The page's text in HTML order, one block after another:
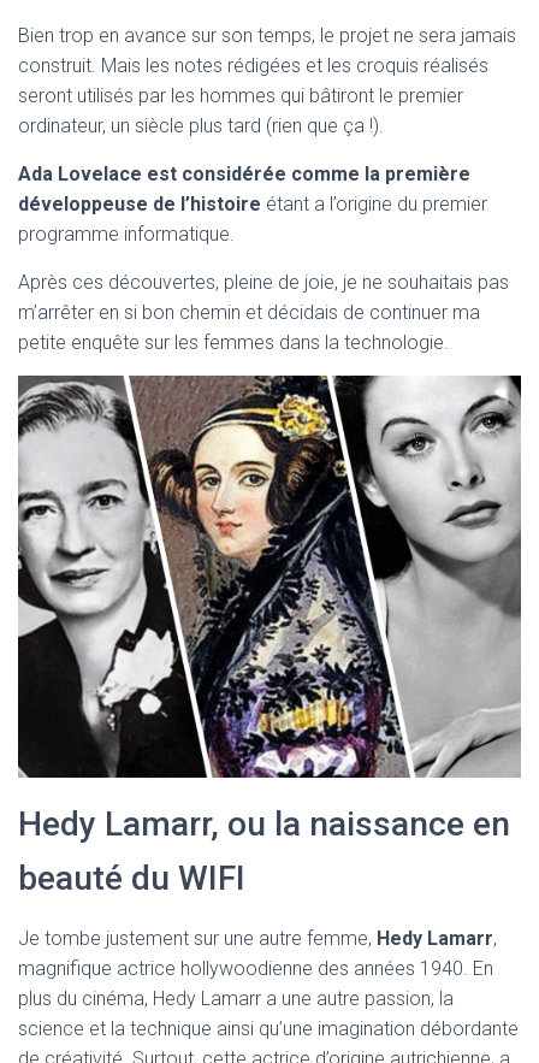
Bien trop en avance sur son temps, le projet ne sera jamais
construit. Mais les notes rédigées et les croquis réalisés
seront utilisés par les hommes qui bâtiront le premier
ordinateur, un siècle plus tard (rien que ça !).
Ada Lovelace est considérée comme la première
développeuse de l’histoire étant a l’origine du premier
programme informatique.
Après ces découvertes, pleine de joie, je ne souhaitais pas
m’arrêter en si bon chemin et décidais de continuer ma
petite enquête sur les femmes dans la technologie.
Hedy Lamarr, ou la naissance en
beauté du WIFI
Je tombe justement sur une autre femme, Hedy Lamarr,
magnifique actrice hollywoodienne des années 1940. En
plus du cinéma, Hedy Lamarr a une autre passion, la
science et la technique ainsi qu’une imagination débordante